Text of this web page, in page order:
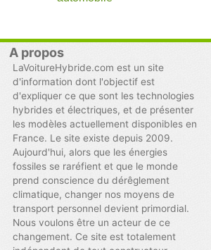
A propos
LaVoitureHybride.com est un site
d'information dont l'objectif est
d'expliquer ce que sont les technologies
hybrides et électriques, et de présenter
les modèles actuellement disponibles en
France. Le site existe depuis 2009.
Aujourd'hui, alors que les énergies
fossiles se raréfient et que le monde
prend conscience du dérêglement
climatique, changer nos moyens de
transport personnel devient primordial.
Nous voulons être un acteur de ce
changement. Ce site est totalement